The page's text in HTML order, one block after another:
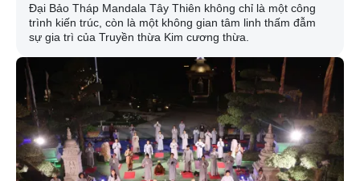
Đại Bảo Tháp Mandala Tây Thiên không chỉ là một công
trình kiến trúc, còn là một không gian tâm linh thấm đẫm
sự gia trì của Truyền thừa Kim cương thừa.